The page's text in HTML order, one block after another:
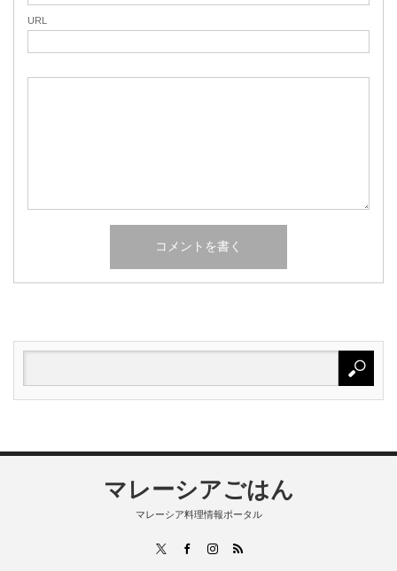
URL
マレーシアごはん
マレーシア料理情報ポータル
FacebookInstagram
RSS